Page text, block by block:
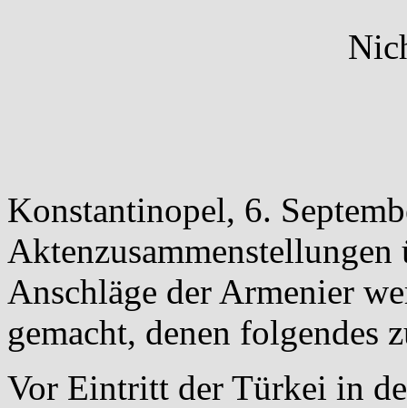
Konstantinopel, 6.
Anschläge der Armenier
gemacht, denen folgendes
Vor Eintritt der Türkei in